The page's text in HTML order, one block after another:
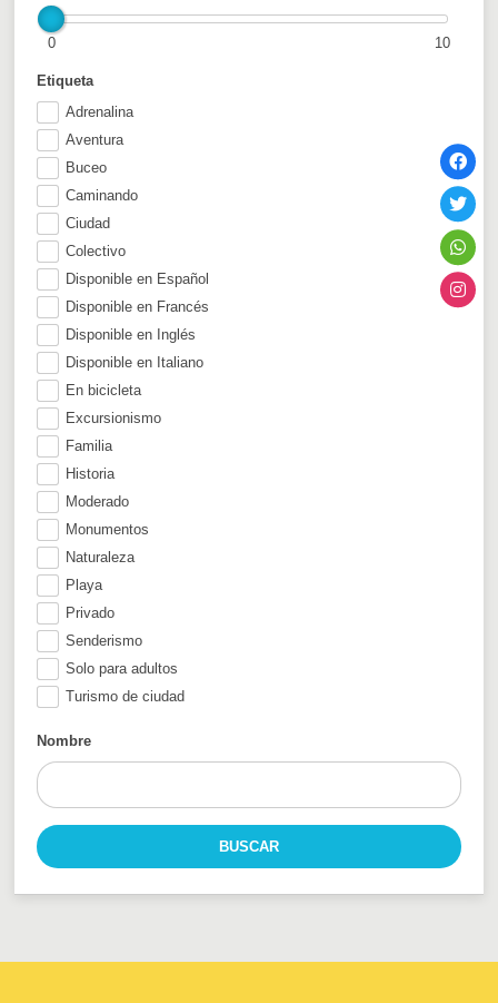
Nombre
Etiqueta
Adrenalina
Aventura
Buceo
Caminando
Ciudad
Colectivo
Disponible en Español
Disponible en Francés
Disponible en Inglés
Disponible en Italiano
En bicicleta
Excursionismo
Familia
Historia
Moderado
Monumentos
Naturaleza
Playa
Privado
Senderismo
Solo para adultos
Turismo de ciudad
0 10